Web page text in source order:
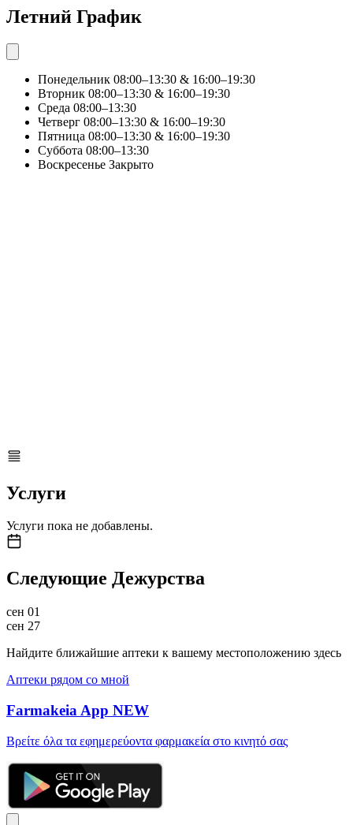
Летний График
Понедельник 08:00–13:30 & 16:00–19:30
Вторник 08:00–13:30 & 16:00–19:30
Среда 08:00–13:30
Четверг 08:00–13:30 & 16:00–19:30
Пятница 08:00–13:30 & 16:00–19:30
Суббота 08:00–13:30
Воскресенье Закрыто
Услуги
Услуги пока не добавлены.
Следующие Дежурства
сен 01
сен 27
Найдите ближайшие аптеки к вашему местоположению здесь
Аптеки рядом со мной
Farmakeia App NEW
Βρείτε όλα τα εφημερεύοντα φαρμακεία στο κινητό σας